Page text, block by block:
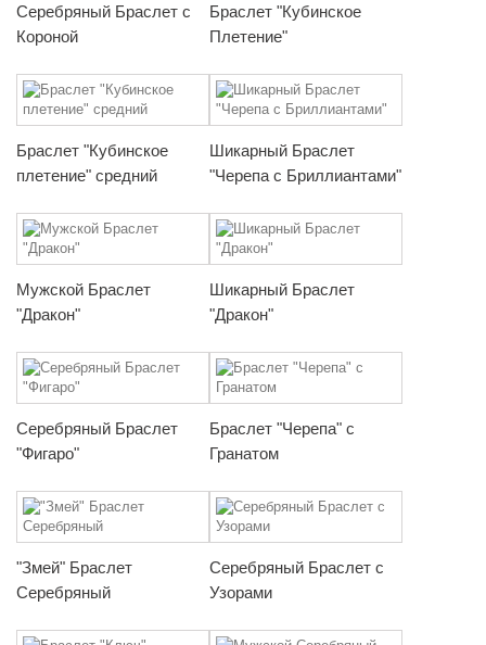
Серебряный Браслет с
Короной
Браслет "Кубинское
Плетение"
Браслет "Кубинское
плетение" средний
Шикарный Браслет
"Черепа с Бриллиантами"
Мужской Браслет
"Дракон"
Шикарный Браслет
"Дракон"
Серебряный Браслет
"Фигаро"
Браслет "Черепа" с
Гранатом
"Змей" Браслет
Серебряный
Серебряный Браслет с
Узорами